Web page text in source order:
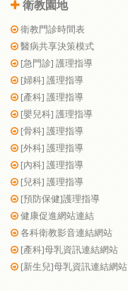
衛教園地
衛教門診時間表
醫病共享決策模式
[急門診] 護理指導
[婦科] 護理指導
[產科] 護理指導
[嬰兒科] 護理指導
[骨科] 護理指導
[外科] 護理指導
[內科] 護理指導
[兒科] 護理指導
[預防保健]護理指導
健康促進網站連結
各科衛教影音連結網站
[產科]母乳資訊連結網站
[新生兒]母乳資訊連結網站